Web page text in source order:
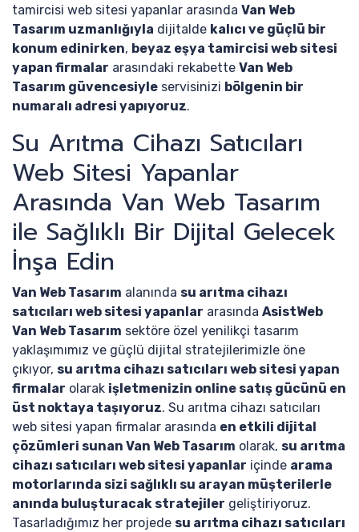
tamircisi web sitesi yapanlar arasında Van Web
Tasarım uzmanlığıyla dijitalde kalıcı ve güçlü bir
konum edinirken, beyaz eşya tamircisi web sitesi
yapan firmalar arasındaki rekabette Van Web
Tasarım güvencesiyle servisinizi bölgenin bir
numaralı adresi yapıyoruz.
Su Arıtma Cihazı Satıcıları
Web Sitesi Yapanlar
Arasında Van Web Tasarım
ile Sağlıklı Bir Dijital Gelecek
İnşa Edin
Van Web Tasarım alanında su arıtma cihazı
satıcıları web sitesi yapanlar arasında AsistWeb
Van Web Tasarım sektöre özel yenilikçi tasarım
yaklaşımımız ve güçlü dijital stratejilerimizle öne
çıkıyor, su arıtma cihazı satıcıları web sitesi yapan
firmalar olarak işletmenizin online satış gücünü en
üst noktaya taşıyoruz. Su arıtma cihazı satıcıları
web sitesi yapan firmalar arasında en etkili dijital
çözümleri sunan Van Web Tasarım olarak, su arıtma
cihazı satıcıları web sitesi yapanlar içinde arama
motorlarında sizi sağlıklı su arayan müşterilerle
anında buluşturacak stratejiler geliştiriyoruz.
Tasarladığımız her projede su arıtma cihazı satıcıları